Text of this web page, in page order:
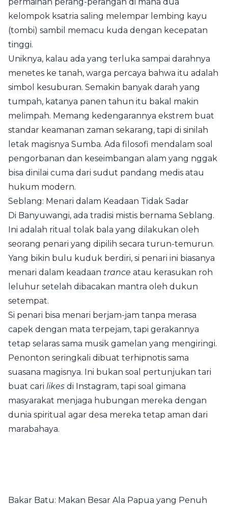
kelompok ksatria saling melempar lembing kayu
(tombi) sambil memacu kuda dengan kecepatan
tinggi.
Uniknya, kalau ada yang terluka sampai darahnya
menetes ke tanah, warga percaya bahwa itu adalah
simbol kesuburan. Semakin banyak darah yang
tumpah, katanya panen tahun itu bakal makin
melimpah. Memang kedengarannya ekstrem buat
standar keamanan zaman sekarang, tapi di sinilah
letak magisnya Sumba. Ada filosofi mendalam soal
pengorbanan dan keseimbangan alam yang nggak
bisa dinilai cuma dari sudut pandang medis atau
hukum modern.
Seblang: Menari dalam Keadaan Tidak Sadar
Di Banyuwangi, ada tradisi mistis bernama Seblang.
Ini adalah ritual tolak bala yang dilakukan oleh
seorang penari yang dipilih secara turun-temurun.
Yang bikin bulu kuduk berdiri, si penari ini biasanya
menari dalam keadaan trance atau kerasukan roh
leluhur setelah dibacakan mantra oleh dukun
setempat.
Si penari bisa menari berjam-jam tanpa merasa
capek dengan mata terpejam, tapi gerakannya
tetap selaras sama musik gamelan yang mengiringi.
Penonton seringkali dibuat terhipnotis sama
suasana magisnya. Ini bukan soal pertunjukan tari
buat cari likes di Instagram, tapi soal gimana
masyarakat menjaga hubungan mereka dengan
dunia spiritual agar desa mereka tetap aman dari
marabahaya.
Bakar Batu: Makan Besar Ala Papua yang Penuh